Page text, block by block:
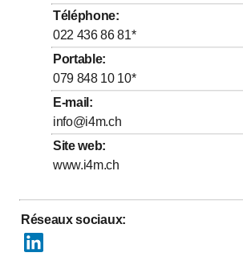
Mercredi*
Jeudi*
Vendredi*
Samedi
Dimanche
Les jours marqués d'un * sont à
Téléphone:
022 436 86 81*
Portable:
079 848 10 10*
E-mail :
info@i4m.ch
Site web:
www.i4m.ch
Réseaux sociaux: